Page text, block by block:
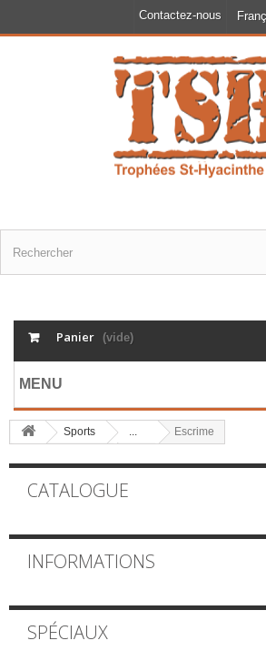
Contactez-nous
Panier (vide)
MENU
Sports Escrime
CATALOGUE
INFORMATIONS
SPÉCIAUX